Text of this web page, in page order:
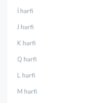
İ hərfi
J hərfi
K hərfi
Q hərfi
L hərfi
M hərfi